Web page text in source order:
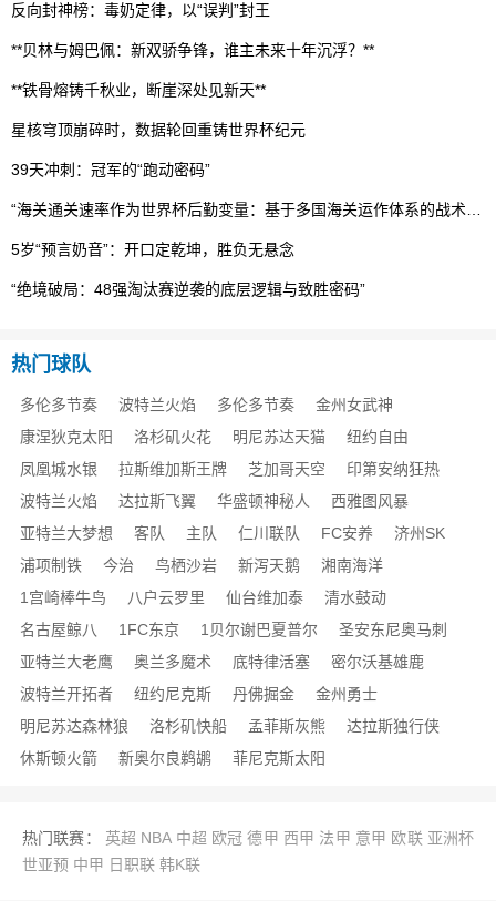
反向封神榜：毒奶定律，以“误判”封王
**贝林与姆巴佩：新双骄争锋，谁主未来十年沉浮？**
**铁骨熔铸千秋业，断崖深处见新天**
星核穹顶崩碎时，数据轮回重铸世界杯纪元
39天冲刺：冠军的“跑动密码”
5岁“预言奶音”：开口定乾坤，胜负无悬念
“绝境破局：48强淘汰赛逆袭的底层逻辑与致胜密码”
热门球队
多伦多节奏 波特兰火焰 多伦多节奏
金州女武神
康涅狄克太阳
洛杉矶火花 明尼苏达天猫
纽约自由
凤凰城水银
拉斯维加斯王牌 芝加哥天空
印第安纳狂热
波特兰火焰
达拉斯飞翼 华盛顿神秘人
西雅图风暴
亚特兰大梦想
客队 主队 仁川联队 FC安养
济州SK
浦项制铁
今治 鸟栖沙岩 新泻天鹅
湘南海洋
1宫崎棒牛鸟
八户云罗里 仙台维加泰
清水鼓动
名古屋鲸八
1FC东京 1贝尔谢巴夏普尔
圣安东尼奥马刺
亚特兰大老鹰
奥兰多魔术 底特律活塞
密尔沃基雄鹿
波特兰开拓者
纽约尼克斯 丹佛掘金
金州勇士
明尼苏达森林狼
洛杉矶快船 孟菲斯灰熊
达拉斯独行侠
休斯顿火箭
新奥尔良鹈鹕 菲尼克斯太阳
热门联赛： 英超 NBA 中超 欧冠 德甲 西甲 法甲 意甲 欧联 亚洲杯
世亚预 中甲 日职联 韩K联